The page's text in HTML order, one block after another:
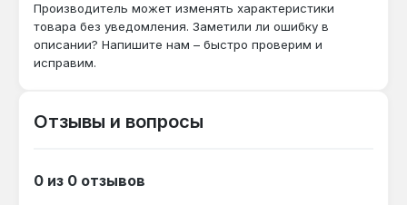
Какой объем теплоносителя в котле?
Объем воды в теплообменнике 1.1 л —
минимальное количество теплоносителя
220 В?
Производитель может изменять характеристики
товара без уведомления. Заметили ли ошибку в
описании? Напишите нам – быстро проверим и
исправим.
Отзывы и вопросы
0 из 0 отзывов